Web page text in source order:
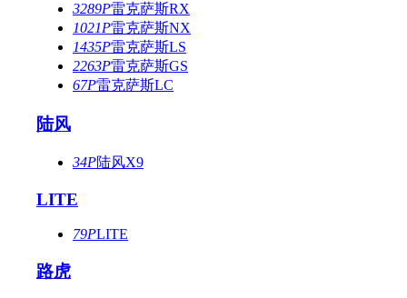
3289P雷克萨斯RX
1021P雷克萨斯NX
1435P雷克萨斯LS
2263P雷克萨斯GS
67P雷克萨斯LC
陆风
34P陆风X9
LITE
79PLITE
路虎